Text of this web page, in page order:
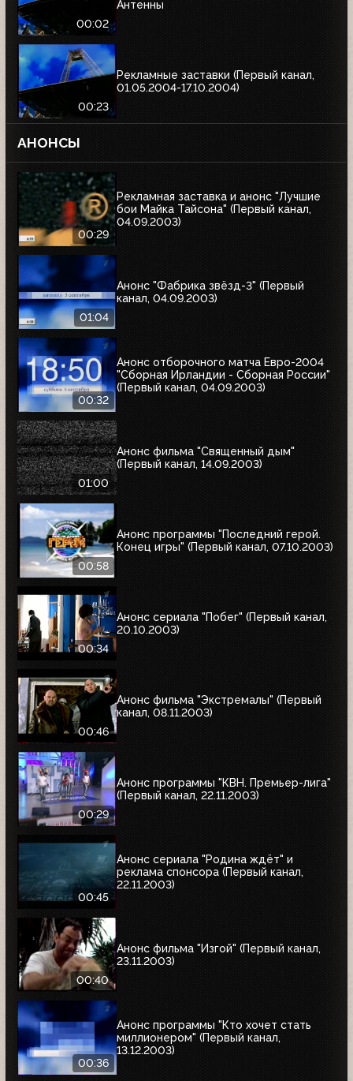
00:02
Антенны
00:23
Рекламные заставки (Первый канал,
01.05.2004-17.10.2004)
АНОНСЫ
00:29
Рекламная заставка и анонс "Лучшие
бои Майка Тайсона" (Первый канал,
04.09.2003)
01:04
Анонс "Фабрика звёзд-3" (Первый
канал, 04.09.2003)
00:32
Анонс отборочного матча Евро-2004
"Сборная Ирландии - Сборная России"
(Первый канал, 04.09.2003)
01:00
Анонс фильма "Священный дым"
(Первый канал, 14.09.2003)
00:58
Анонс программы "Последний герой.
Конец игры" (Первый канал, 07.10.2003)
00:34
Анонс сериала "Побег" (Первый канал,
20.10.2003)
00:46
Анонс фильма "Экстремалы" (Первый
канал, 08.11.2003)
00:29
Анонс программы "КВН. Премьер-лига"
(Первый канал, 22.11.2003)
00:45
Анонс сериала "Родина ждёт" и
реклама спонсора (Первый канал,
22.11.2003)
00:40
Анонс фильма "Изгой" (Первый канал,
23.11.2003)
00:36
Анонс программы "Кто хочет стать
миллионером" (Первый канал,
13.12.2003)